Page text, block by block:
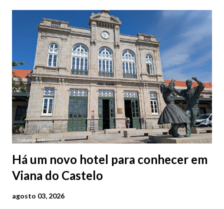
Há um novo hotel para conhecer em
Viana do Castelo
agosto 03, 2026